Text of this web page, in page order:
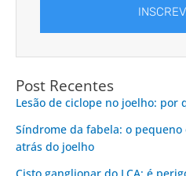
Post Recentes
Lesão de ciclope no joelho: por
Síndrome da fabela: o
atrás do joelho